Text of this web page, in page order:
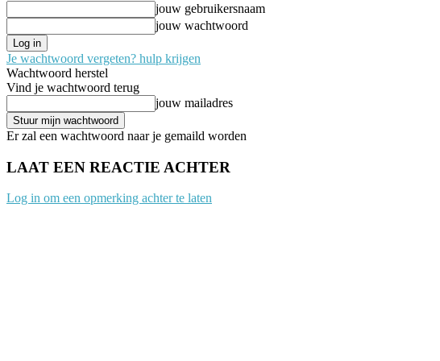
jouw gebruikersnaam
jouw wachtwoord
Je wachtwoord vergeten? hulp krijgen
Wachtwoord herstel
Vind je wachtwoord terug
jouw mailadres
Er zal een wachtwoord naar je gemaild worden
LAAT EEN REACTIE ACHTER
Log in om een opmerking achter te laten